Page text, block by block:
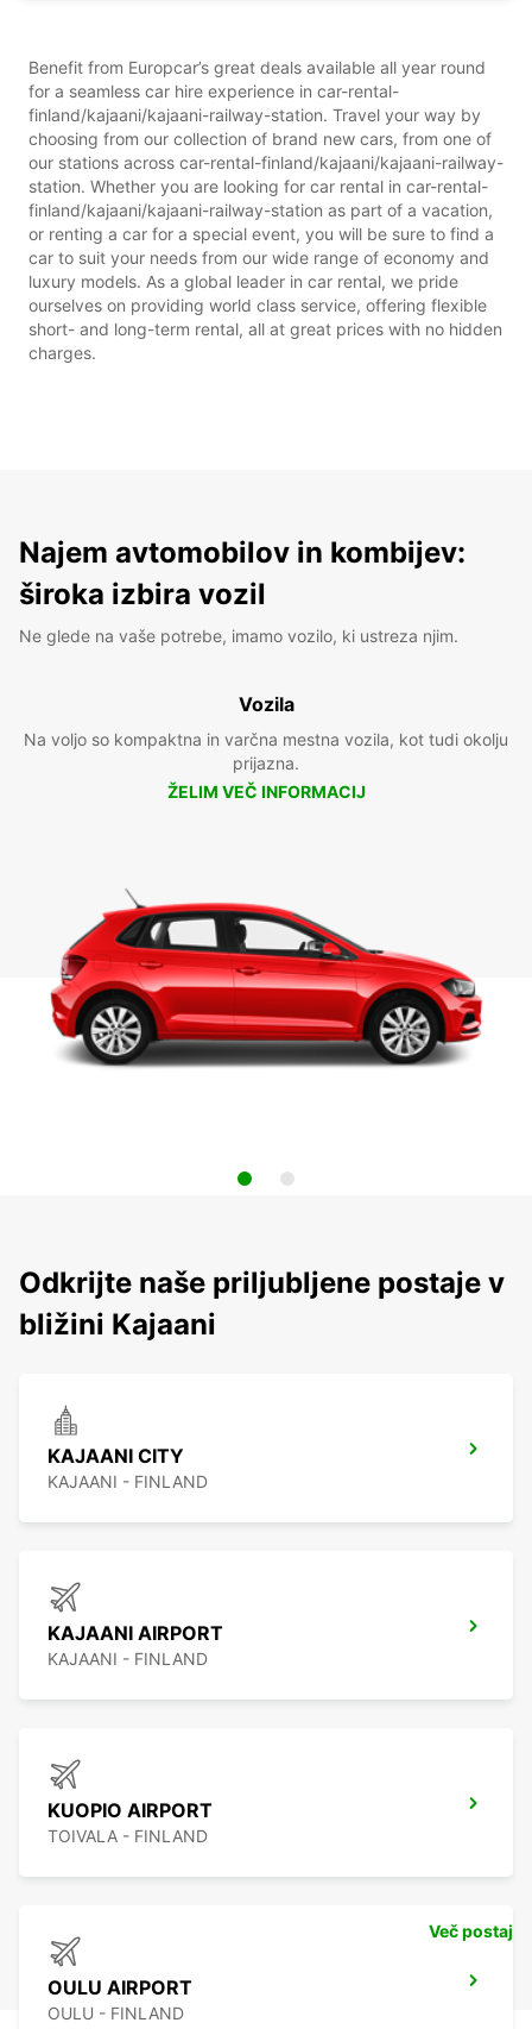
Benefit from Europcar’s great deals available all year round
for a seamless car hire experience in car-rental-
finland/kajaani/kajaani-railway-station. Travel your way by
choosing from our collection of brand new cars, from one of
our stations across car-rental-finland/kajaani/kajaani-railway-
station. Whether you are looking for car rental in car-rental-
finland/kajaani/kajaani-railway-station as part of a vacation,
or renting a car for a special event, you will be sure to find a
car to suit your needs from our wide range of economy and
luxury models. As a global leader in car rental, we pride
ourselves on providing world class service, offering flexible
short- and long-term rental, all at great prices with no hidden
charges.
Najem avtomobilov in kombijev:
široka izbira vozil
Ne glede na vaše potrebe, imamo vozilo, ki ustreza njim.
Vozila
Na voljo so kompaktna in varčna mestna vozila, kot tudi okolju
prijazna.
ŽELIM VEČ INFORMACIJ
Odkrijte naše priljubljene postaje v
bližini Kajaani
KAJAANI CITY
KAJAANI - FINLAND
KAJAANI AIRPORT
KAJAANI - FINLAND
KUOPIO AIRPORT
TOIVALA - FINLAND
OULU AIRPORT
OULU - FINLAND
Več postaj